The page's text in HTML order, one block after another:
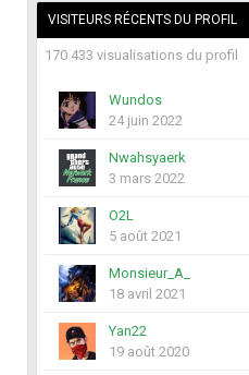
VISITEURS RÉCENTS DU PROFIL
170 433 visualisations du profil
Wundos
24 juin 2022
Nwahsyaerk
3 mars 2022
O2L
5 août 2021
Monsieur_A_
18 avril 2021
Yan22
19 août 2020